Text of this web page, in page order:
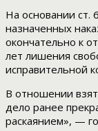
На основании ст.
назначенных
окончательно к
лет лишения
исправительной
В отношении
дело ранее
раскаянием», —